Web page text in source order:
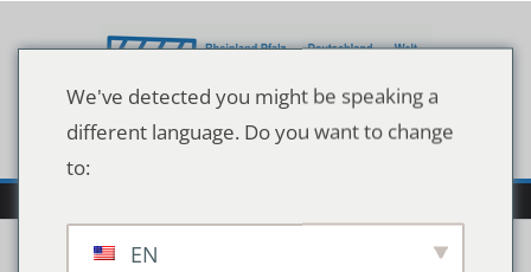
Inhalt
We've detected you might be speaking a
different language. Do you want to change
to:
EN